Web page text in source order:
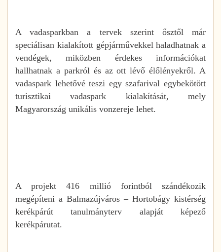
A vadasparkban a tervek szerint ősztől már
speciálisan kialakított gépjárművekkel haladhatnak a
vendégek, miközben érdekes információkat
hallhatnak a parkról és az ott lévő élőlényekről. A
vadaspark lehetővé teszi egy szafarival egybekötött
turisztikai vadaspark kialakítását, mely
Magyarország unikális vonzereje lehet.
A projekt 416 millió forintból szándékozik
megépíteni a Balmazújváros – Hortobágy kistérség
kerékpárút tanulmányterv alapját képező
kerékpárutat.